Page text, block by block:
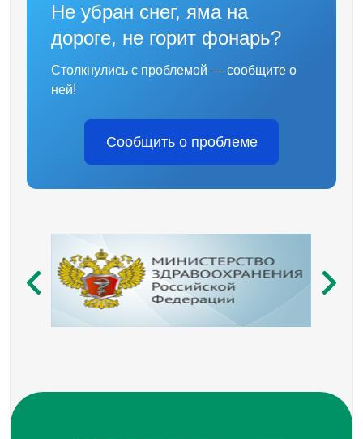
Не убран снег, яма на
дороге, не горит фонарь?
Столкнулись с проблемой — сообщите о
ней!
Сообщить о проблеме